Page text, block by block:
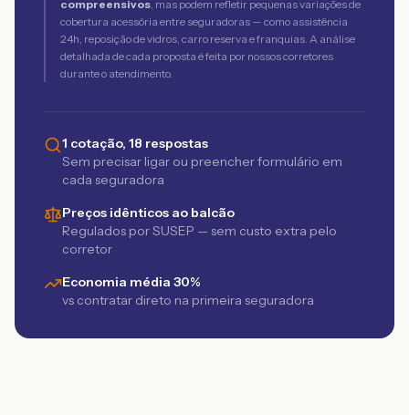
compreensivos, mas podem refletir pequenas variações de
cobertura acessória entre seguradoras — como assistência
24h, reposição de vidros, carro reserva e franquias. A análise
detalhada de cada proposta é feita por nossos corretores
durante o atendimento.
1 cotação, 18 respostas
Sem precisar ligar ou preencher formulário em
cada seguradora
Preços idênticos ao balcão
Regulados por SUSEP — sem custo extra pelo
corretor
Economia média 30%
vs contratar direto na primeira seguradora